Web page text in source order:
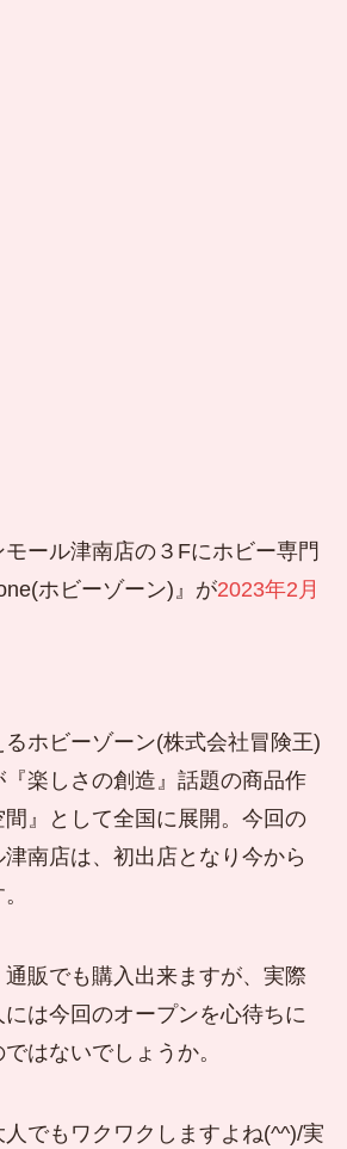
ール津南店の３Fにホビー専門
ホビーゾーン)』が2023年2月
ホビーゾーン(株式会社冒険王)
楽しさの創造』話題の商品作
間』として全国に展開。今回の
南店は、初出店となり今から
販でも購入出来ますが、実際
は今回のオープンを心待ちに
はないでしょうか。
でもワクワクしますよね(^^)/実